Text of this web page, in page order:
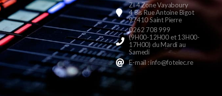
ZI 4 Zone Vayaboury
4 Bis Rue Antoine Bigot
97410 Saint Pierre
0262 708 999
(9H00-12H00 et 13H00-
17H00) du Mardi au
Samedi
E-mail : info@fotelec.re